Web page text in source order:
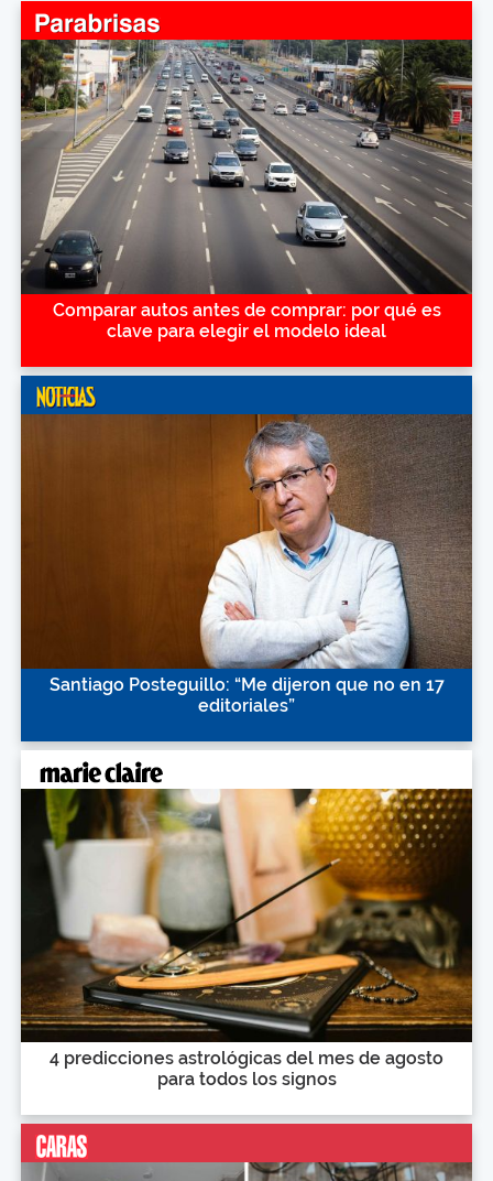
Comparar autos antes de comprar: por qué es
clave para elegir el modelo ideal
Santiago Posteguillo: “Me dijeron que no en 17
editoriales”
4 predicciones astrológicas del mes de agosto
para todos los signos